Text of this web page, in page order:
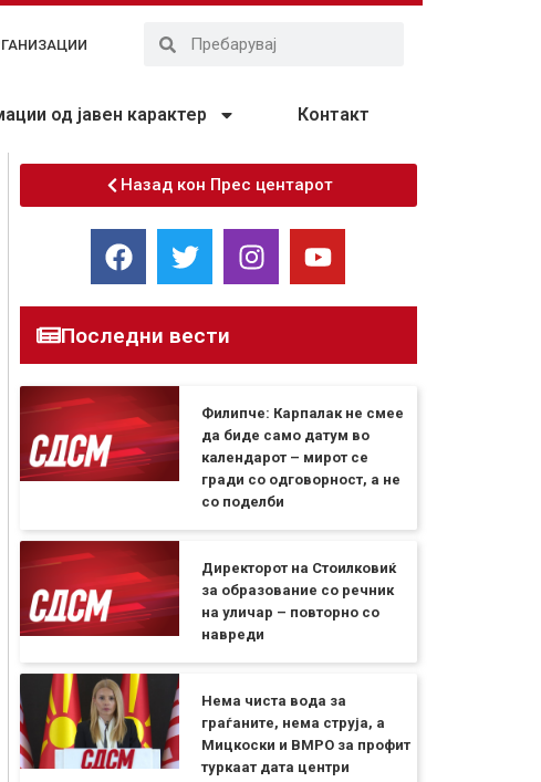
од јавен карактер Контакт
Назад кон Прес центарот
Последни вести
Филипче: Карпалак не смее
да биде само датум во
календарот – мирот се
гради со одговорност, а не
со поделби
Директорот на Стоилковиќ
за образование со речник
на уличар – повторно со
навреди
Нема чиста вода за
граѓаните, нема струја, а
Мицкоски и ВМРО за профит
туркаат дата центри